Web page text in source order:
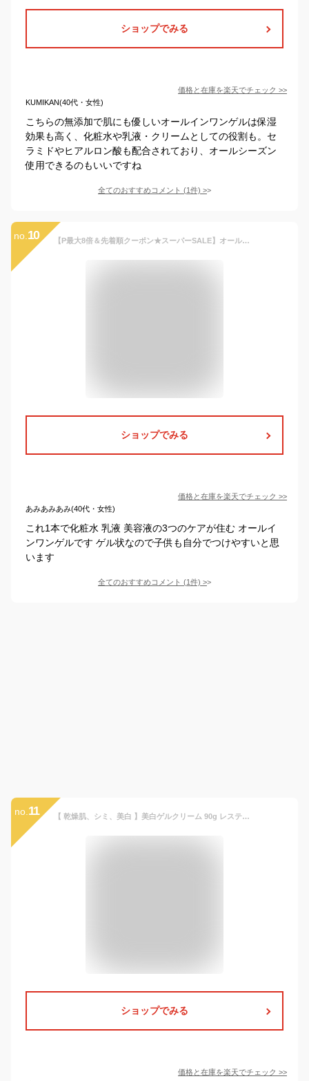
ショップでみる
価格と在庫を楽天でチェック >>
KUMIKAN(40代・女性)
こちらの無添加で肌にも優しいオールインワンゲルは保湿
効果も高く、化粧水や乳液・クリームとしての役割も。セ
ラミドやヒアルロン酸も配合されており、オールシーズン
使用できるのもいいですね
全てのおすすめコメント (1件) >
no. 10 【P最大8倍＆先着順クーポン★スーパーSALE】オールインワンジェル オールインワンゲル TIAS オールインワンゲル 500g ボトル ポンプ プラセンタ 化粧水 大容量 スキンケア コラーゲン 乳液 美容液 パック オールインワン化粧品
ショップでみる
価格と在庫を楽天でチェック >>
あみあみあみ(40代・女性)
これ1本で化粧水 乳液 美容液の3つのケアが住む オールイ
ンワンゲルです ゲル状なので子供も自分でつけやすいと思
います
全てのおすすめコメント (1件) >
no. 11 【 乾燥肌、シミ、美白 】美白ゲルクリーム 90g レステモ 送料無料 美白オールインワン ゲル しみ 医薬部外品 美容液 クリーム 化粧水 乳液 化粧下地 が オールインワン 保湿 ジェル オールインワンジェル ポンプ ゲルクリーム 美白ゲル スキンケア 小じわ そばかす
ショップでみる
価格と在庫を楽天でチェック >>